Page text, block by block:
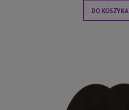
DO KOSZYKA